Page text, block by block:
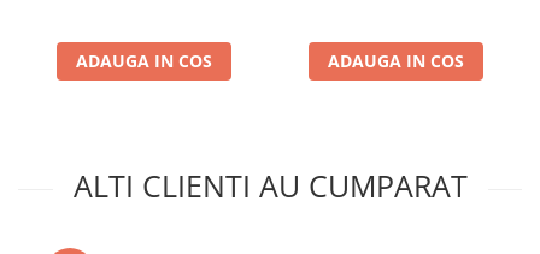
ADAUGA IN COS ADAUGA IN COS
ALTI CLIENTI AU CUMPARAT